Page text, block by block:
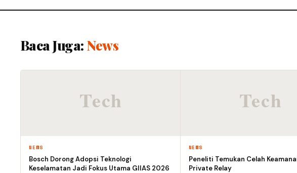
Baca Juga: News
NEWS
Bosch Dorong Adopsi Teknologi
Keselamatan Jadi Fokus Utama GIIAS 2026
NEWS
Peneliti Temukan Celah
Private Relay